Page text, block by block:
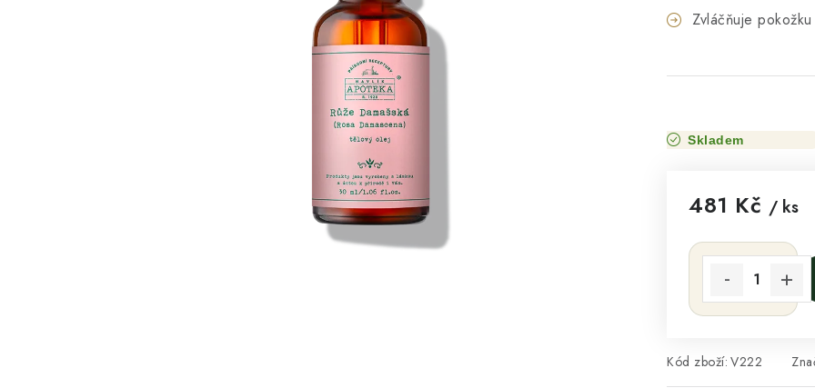
Zvláčňuje
Skladem
481 Kč / ks
Kód zboží: V222